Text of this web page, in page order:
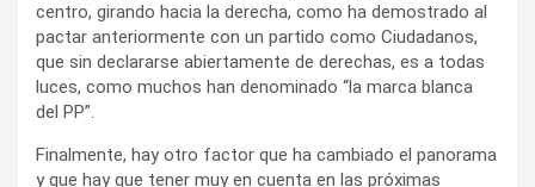
centro, girando hacia la derecha, como ha demostrado al
pactar anteriormente con un partido como Ciudadanos,
que sin declararse abiertamente de derechas, es a todas
luces, como muchos han denominado “la marca blanca
del PP”.
Finalmente, hay otro factor que ha cambiado el panorama
y que hay que tener muy en cuenta en las próximas